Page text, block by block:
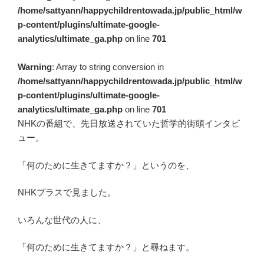
/home/sattyann/happychildrentowada.jp/public_html/w
p-content/plugins/ultimate-google-
analytics/ultimate_ga.php on line 701
Warning: Array to string conversion in
/home/sattyann/happychildrentowada.jp/public_html/w
p-content/plugins/ultimate-google-
analytics/ultimate_ga.php on line 701
NHKの番組で、先日放送されていた哲学的街頭インタビ
ュー。
「何のために生きてますか？」というのを、
NHKプラスで見ました。
いろんな世代の人に、
「何のために生きてますか？」と尋ねます。